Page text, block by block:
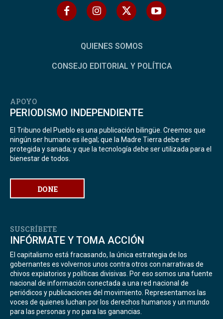
QUIENES SOMOS
CONSEJO EDITORIAL Y POLÍTICA
APOYO
PERIODISMO INDEPENDIENTE
El Tribuno del Pueblo es una publicación bilingüe. Creemos que
ningún ser humano es ilegal; que la Madre Tierra debe ser
protegida y sanada; y que la tecnología debe ser utilizada para el
bienestar de todos.
DONE
SUSCRÍBETE
INFÓRMATE Y TOMA ACCIÓN
El capitalismo está fracasando, la única estrategia de los
gobernantes es volvernos unos contra otros con narrativas de
chivos expiatorios y políticas divisivas. Por eso somos una fuente
nacional de información conectada a una red nacional de
periódicos y publicaciones del movimiento. Representamos las
voces de quienes luchan por los derechos humanos y un mundo
para las personas y no para las ganancias.